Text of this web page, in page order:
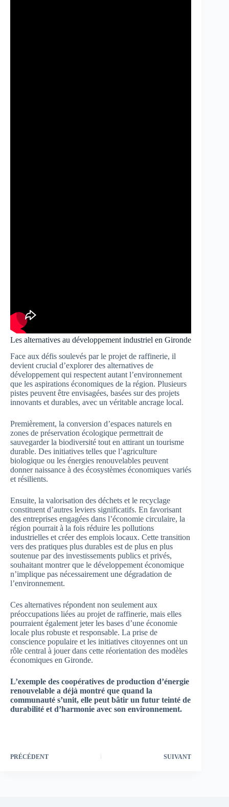
Les alternatives au développement industriel en Gironde
Face aux défis soulevés par le projet de raffinerie, il
devient crucial d’explorer des alternatives de
développement qui respectent autant l’environnement
que les aspirations économiques de la région. Plusieurs
pistes peuvent être envisagées, basées sur des projets
innovants et durables, avec un véritable ancrage local.
Premièrement, la conversion d’espaces naturels en
zones de préservation écologique permettrait de
sauvegarder la biodiversité tout en attirant un tourisme
durable. Des initiatives telles que l’agriculture
biologique ou les énergies renouvelables peuvent
donner naissance à des écosystèmes économiques variés
et résilients.
Ensuite, la valorisation des déchets et le recyclage
constituent d’autres leviers significatifs. En favorisant
des entreprises engagées dans l’économie circulaire, la
région pourrait à la fois réduire les pollutions
industrielles et créer des emplois locaux. Cette transition
vers des pratiques plus durables est de plus en plus
soutenue par des investissements publics et privés,
souhaitant montrer que le développement économique
n’implique pas nécessairement une dégradation de
l’environnement.
Ces alternatives répondent non seulement aux
préoccupations liées au projet de raffinerie, mais elles
pourraient également jeter les bases d’une économie
locale plus robuste et responsable. La prise de
conscience populaire et les initiatives citoyennes ont un
rôle central à jouer dans cette réorientation des modèles
économiques en Gironde.
L’exemple des coopératives de production d’énergie
renouvelable a déjà montré que quand la
communauté s’unit, elle peut bâtir un futur teinté de
durabilité et d’harmonie avec son environnement.
PRÉCÉDENT SUIVANT